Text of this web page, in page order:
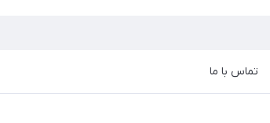
تماس با ما